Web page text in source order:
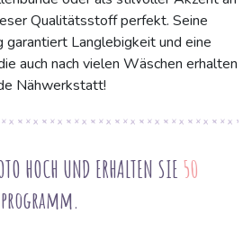
Qualitätsstoff perfekt. Seine
garantiert Langlebigkeit und eine
auch nach vielen Wäschen erhalten
Nähwerkstatt!
HOCH UND ERHALTEN SIE 50